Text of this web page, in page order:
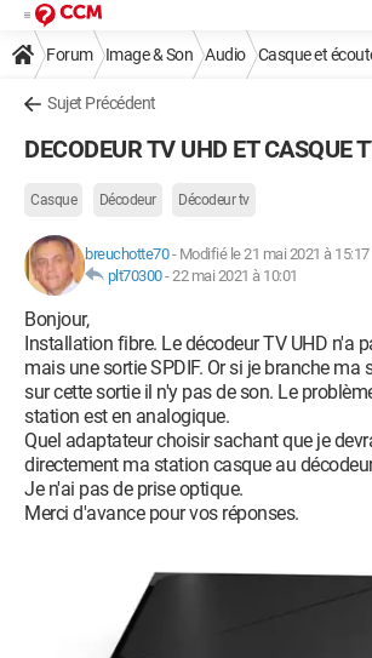
Forum Image & Son Audio Casque et
Sujet Précédent
DECODEUR TV UHD ET CASQUE
Casque Décodeur Décodeur tv
breuchotte70- Modifié le 21 mai 2021 à 15:17
plt70300-22 mai 2021 à 10:01
Bonjour,
Installation fibre. Le décodeur TV UHD n'a
mais une sortie SPDIF. Or si je branche ma
sur cette sortie il n'y pas de son. Le
station est en analogique.
Quel adaptateur choisir sachant que je
directement ma station casque au
Je n'ai pas de prise optique.
Merci d'avance pour vos réponses.